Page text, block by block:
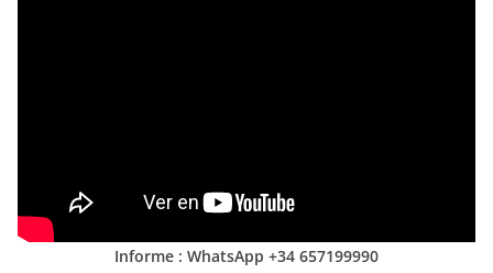
Informe : WhatsApp +34 657199990